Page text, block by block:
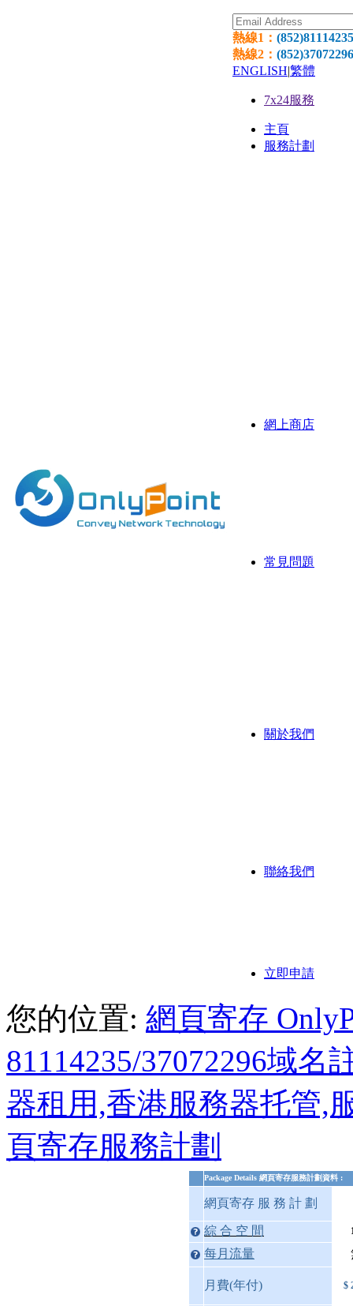
熱線1： (852)81114235
熱線2： (852)37072296
ENGLISH|繁體
7x24服務
主頁
服務計劃
網上商店
常見問題
關於我們
聯絡我們
立即申請
您的位置: 網頁寄存
81114235/37072296域
器租用,香港服務器托管,
頁寄存服務計劃
Package Details 網頁寄存服務計劃資料 :
網頁寄存 服 務 計 劃
綜 合 空 間
每月流量
月費(年付) $